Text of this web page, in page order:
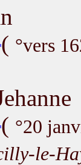
( °vers
( °20
le-